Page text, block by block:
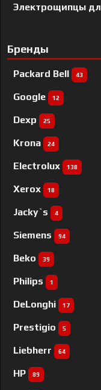
Электрощипцы
Бренды
Packard Bell 43
Google 12
Dexp 25
Krona 24
Electrolux 138
Xerox 18
Jacky`s 4
Siemens 94
Beko 39
Philips 1
DeLonghi 17
Prestigio 5
Liebherr 64
HP 89